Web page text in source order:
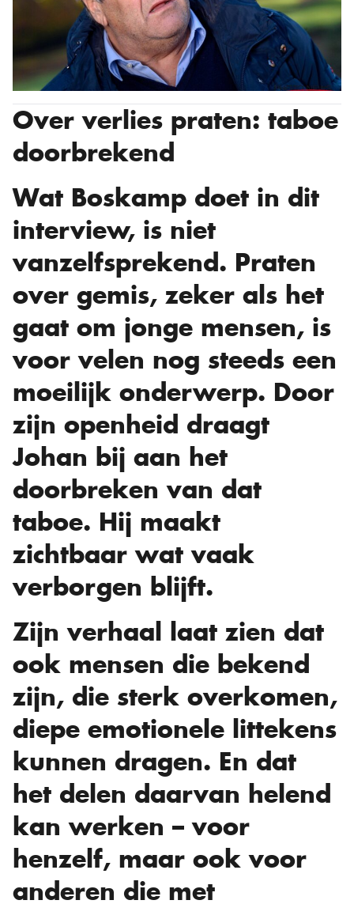
Over verlies praten: taboe
doorbrekend
Wat Boskamp doet in dit
interview, is niet
vanzelfsprekend. Praten
over gemis, zeker als het
gaat om jonge mensen, is
voor velen nog steeds een
moeilijk onderwerp. Door
zijn openheid draagt
Johan bij aan het
doorbreken van dat
taboe. Hij maakt
zichtbaar wat vaak
verborgen blijft.
Zijn verhaal laat zien dat
ook mensen die bekend
zijn, die sterk overkomen,
diepe emotionele littekens
kunnen dragen. En dat
het delen daarvan helend
kan werken – voor
henzelf, maar ook voor
anderen die met